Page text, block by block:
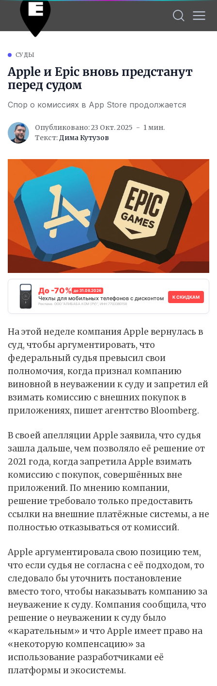
СУДЫ
Apple и Epic вновь предстанут
перед судом
Спор о комиссиях в App Store продолжается
Опубликовано: 23 Окт. 2025
1 мин.
Текст:Дима Кутузов
До -70% до 31.08.2026
Чехлы для мобильных телефонов с дисконтом
Реклама. ООО "АЛИБАБА.КОМ (РУ)", ИНН 7703380158
К СКИДКАМ
На этой неделе компания Apple вернулась в
суд, чтобы аргументировать, что
федеральный судья превысил свои
полномочия, когда признал компанию
виновной в неуважении к суду и запретил ей
взимать комиссию с внешних покупок в
приложениях, пишет агентство Bloomberg.
В своей апелляции Apple заявила, что судья
зашла дальше, чем позволяло её решение от
2021 года, когда запретила Apple взимать
комиссию с покупок, совершённых вне
приложений. По мнению компании,
решение требовало только предоставить
ссылки на внешние платёжные системы, а не
полностью отказываться от комиссий.
Apple аргументировала свою позицию тем,
что если судья не согласна с её подходом, то
следовало бы уточнить постановление
вместо того, чтобы наказывать компанию за
неуважение к суду. Компания сообщила, что
решение о неуважении к суду было
«карательным» и что Apple имеет право на
«некоторую компенсацию» за
использование разработчиками её
платформы и экосистемы.